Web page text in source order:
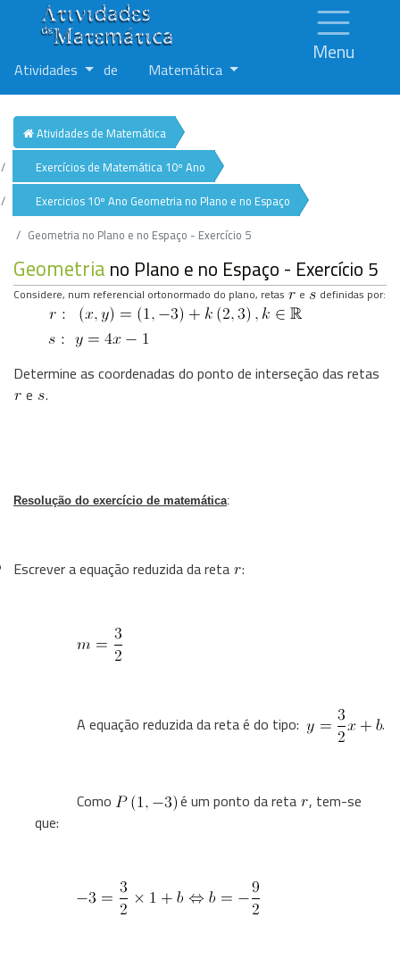
Menu
Atividades de Matemática
Atividades de Matemática
Exercícios de Matemática 10º Ano
Exercicios 10º Ano Geometria no Plano e no Espaço
Geometria no Plano e no Espaço - Exercício 5
Geometriano Plano e no Espaço - Exercício 5
Considere, num referencial ortonormado do plano, retas e definidas por:
Determine as coordenadas do ponto de interseção das retas
e .
Resolução do exercício de matemática:
Escrever a equação reduzida da reta :
A equação reduzida da reta é do tipo: .
Como é um ponto da reta , tem-se
que: